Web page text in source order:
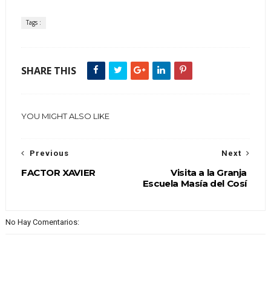
Tags :
SHARE THIS
YOU MIGHT ALSO LIKE
Next
Visita a la Granja
Escuela Masía del Cosí
Previous
FACTOR XAVIER
No Hay Comentarios: